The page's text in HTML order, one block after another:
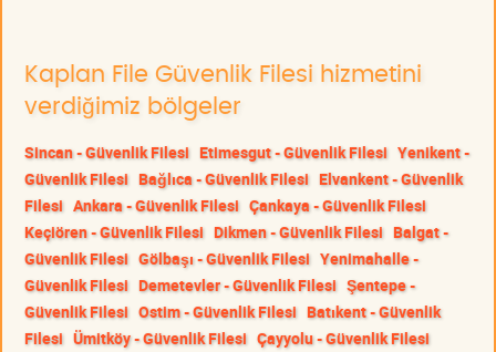
Kaplan File Güvenlik Filesi hizmetini
verdiğimiz bölgeler
Sincan - Güvenlik Filesi Etimesgut - Güvenlik Filesi Yenikent -
Güvenlik Filesi Bağlıca - Güvenlik Filesi Elvankent - Güvenlik
Filesi Ankara - Güvenlik Filesi Çankaya - Güvenlik Filesi
Keçiören - Güvenlik Filesi Dikmen - Güvenlik Filesi Balgat -
Güvenlik Filesi Gölbaşı - Güvenlik Filesi Yenimahalle -
Güvenlik Filesi Demetevler - Güvenlik Filesi Şentepe -
Güvenlik Filesi Ostim - Güvenlik Filesi Batıkent - Güvenlik
Filesi Ümitköy - Güvenlik Filesi Çayyolu - Güvenlik Filesi